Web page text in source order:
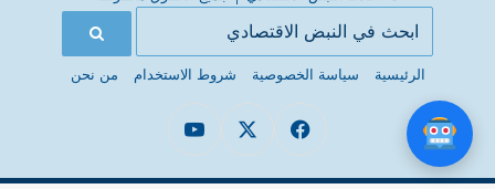
الرئيسية سياسة الخصوصية شروط الاستخدام من نحن